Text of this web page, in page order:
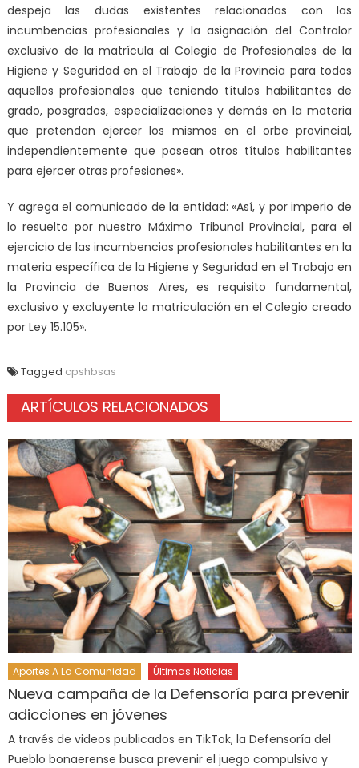
despeja las dudas existentes relacionadas con las
incumbencias profesionales y la asignación del Contralor
exclusivo de la matrícula al Colegio de Profesionales de la
Higiene y Seguridad en el Trabajo de la Provincia para todos
aquellos profesionales que teniendo títulos habilitantes de
grado, posgrados, especializaciones y demás en la materia
que pretendan ejercer los mismos en el orbe provincial,
independientemente que posean otros títulos habilitantes
para ejercer otras profesiones».
Y agrega el comunicado de la entidad: «Así, y por imperio de
lo resuelto por nuestro Máximo Tribunal Provincial, para el
ejercicio de las incumbencias profesionales habilitantes en la
materia específica de la Higiene y Seguridad en el Trabajo en
la Provincia de Buenos Aires, es requisito fundamental,
exclusivo y excluyente la matriculación en el Colegio creado
por Ley 15.105».
Tagged cpshbsas
ARTÍCULOS RELACIONADOS
Aportes A La Comunidad Últimas Noticias
Nueva campaña de la Defensoría para prevenir
adicciones en jóvenes
A través de videos publicados en TikTok, la Defensoría del
Pueblo bonaerense busca prevenir el juego compulsivo y